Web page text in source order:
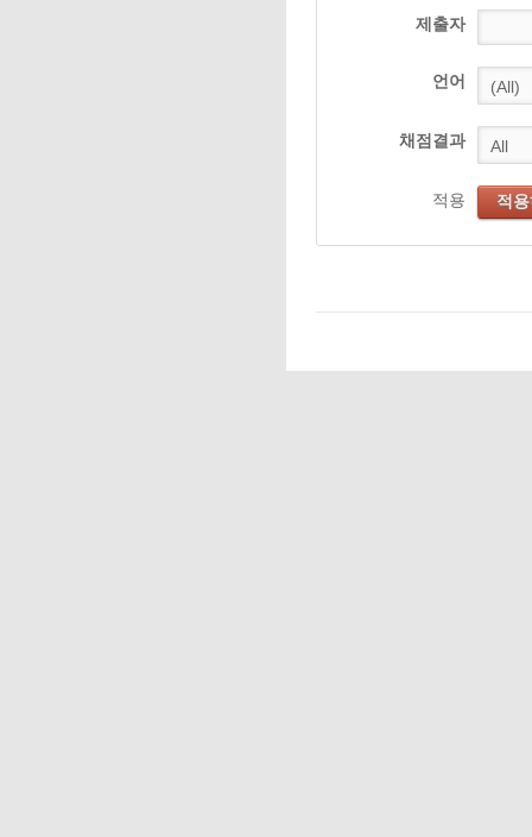
제출자
언어
채점결과
적용 적